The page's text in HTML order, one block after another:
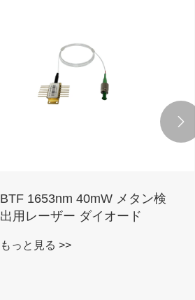
高パワーハイパワー光源1 W 2
W、範囲cで動作する
もっと見る >>
